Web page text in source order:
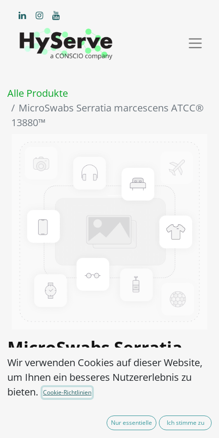
Alle Produkte
MicroSwabs Serratia marcescens ATCC®
13880™
MicroSwabs Serratia
marcescens ATCC®
13880™
exkl. MwSt.
Wir verwenden Cookies auf dieser Website,
um Ihnen ein besseres Nutzererlebnis zu
bieten.
Cookie-Richtlinien
Nur essentielle Ich stimme zu